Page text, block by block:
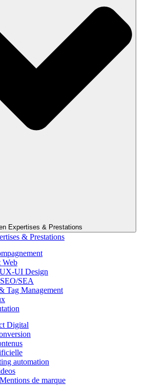
Expertises & Prestations
& Prestations
Web
UI Design
SEA
Tag Management
Digital
automation
de marque